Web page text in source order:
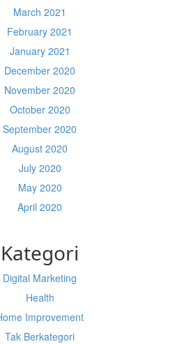
March 2021
February 2021
January 2021
December 2020
November 2020
October 2020
September 2020
August 2020
July 2020
May 2020
April 2020
Kategori
Digital Marketing
Health
Improvement
Tak Berkategori